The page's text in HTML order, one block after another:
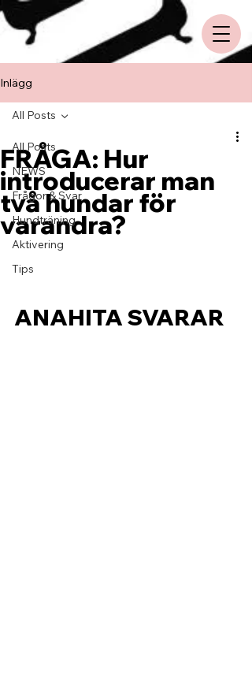
Inlägg
All Posts
NEWS
Frågor & Svar
Hundträning
Aktivering
Tips
All Posts
FRÅGA: Hur
introducerar man
två hundar för
varandra?
ANAHITA SVARAR